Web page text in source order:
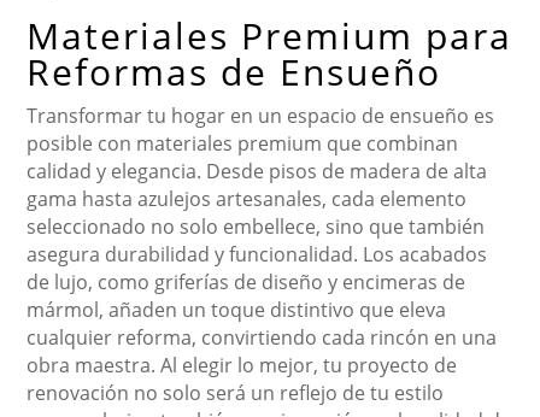
Materiales Premium para
Reformas de Ensueño
Transformar tu hogar en un espacio de ensueño es
posible con materiales premium que combinan
calidad y elegancia. Desde pisos de madera de alta
gama hasta azulejos artesanales, cada elemento
seleccionado no solo embellece, sino que también
asegura durabilidad y funcionalidad. Los acabados
de lujo, como griferías de diseño y encimeras de
mármol, añaden un toque distintivo que eleva
cualquier reforma, convirtiendo cada rincón en una
obra maestra. Al elegir lo mejor, tu proyecto de
renovación no solo será un reflejo de tu estilo